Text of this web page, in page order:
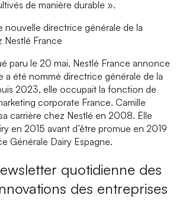
de manière durable ».
nouvelle directrice générale de la
France
paru le 20 mai, Nestlé France annonce
a été nommé directrice générale de la
2023, elle occupait la fonction de
corporate France. Camille
carrière chez Nestlé en 2008. Elle
en 2015 avant d’être promue en 2019
Générale Dairy Espagne.
quotidienne des
des entreprises